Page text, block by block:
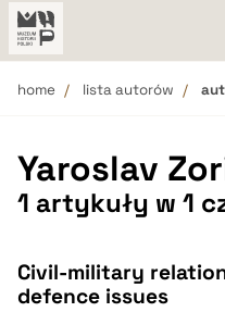
home lista autorów
Yaroslav
1 artykuły w 1
Civil-military
defence issues